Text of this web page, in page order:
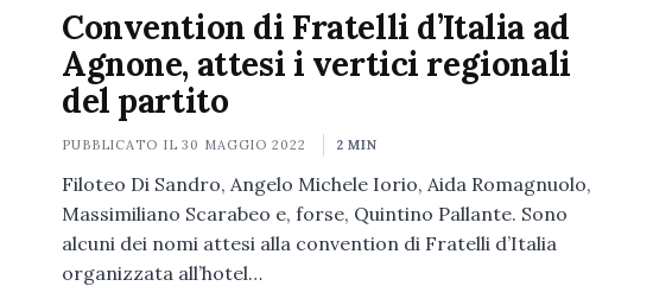
Convention di Fratelli d’Italia ad
Agnone, attesi i vertici regionali
del partito
PUBBLICATO IL30 MAGGIO 2022 2 MIN
Filoteo Di Sandro, Angelo Michele Iorio, Aida Romagnuolo,
Massimiliano Scarabeo e, forse, Quintino Pallante. Sono
alcuni dei nomi attesi alla convention di Fratelli d’Italia
organizzata all’hotel…